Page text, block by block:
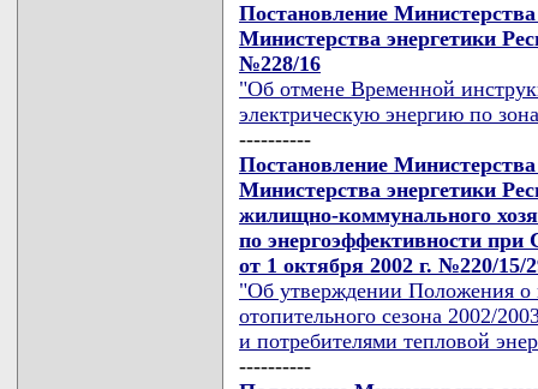
Постановление
Министерства энергетики
№228/16
"Об отмене Временной
электрическую энергию по
----------
Постановление
Министерства энергетики
жилищно-коммунального
по энергоэффективности
от 1 октября 2002 г. №220/15/
"Об утверждении Положения о
отопительного сезона 2002/
и потребителями тепловой
----------